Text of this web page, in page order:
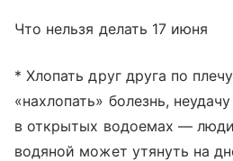
Что нельзя делать 17 июня
* Хлопать друг друга по
«нахлопать» болезнь,
в открытых водоемах —
водяной может утянуть на